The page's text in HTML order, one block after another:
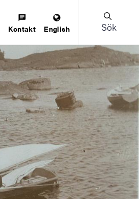
Kontakt English Sök